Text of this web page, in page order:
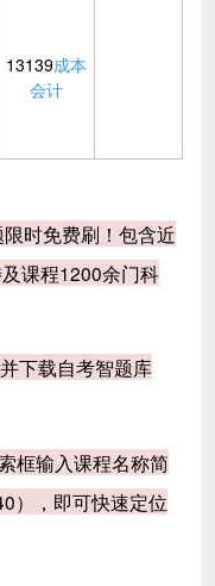
13139成本
会计
时免费刷！包含近
课程1200余门科
下载自考智题库
框输入课程名称简
），即可快速定位